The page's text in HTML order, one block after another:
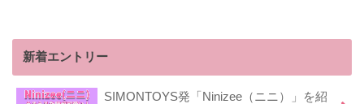
新着エントリー
SIMONTOYS発「Ninizee（ニニ）」を紹